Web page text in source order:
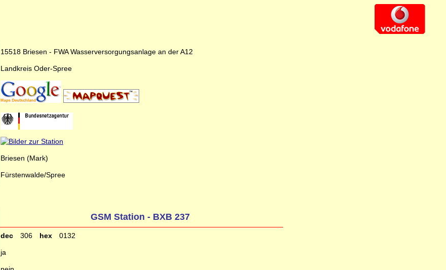
15518 Briesen - FWA Wasserversorgungsanlage an der A12
Landkreis Oder-Spree
Briesen (Mark)
Fürstenwalde/Spree
GSM Station - BXB 237
dec 306 hex 0132
ja